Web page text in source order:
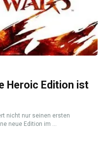
Heroic Edition ist
nicht nur seinen ersten
neue Edition im ...